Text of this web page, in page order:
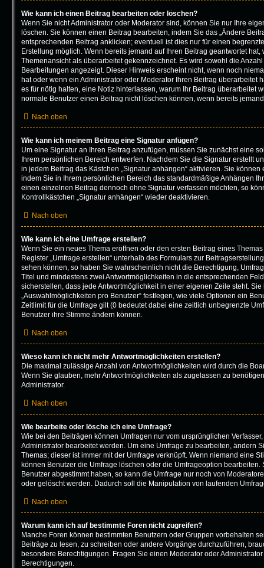
Wie kann ich einen Beitrag bearbeiten oder löschen?
Wenn Sie nicht Administrator oder Moderator sind, können Sie nur Ihre
löschen. Sie können einen Beitrag bearbeiten, indem Sie das „Ändere
entsprechenden Beitrag anklicken; eventuell ist dies nur für einen
Erstellung möglich. Wenn bereits jemand auf Ihren Beitrag geantwortet hat,
Themenansicht als überarbeitet gekennzeichnet. Es wird sowohl die
Bearbeitungen angezeigt. Dieser Hinweis erscheint nicht, wenn noch
hat oder wenn ein Administrator oder Moderator Ihren Beitrag überarbeitet
es für nötig halten, eine Notiz hinterlassen, warum Ihr Beitrag überarbeitet
normale Benutzer einen Beitrag nicht löschen können, wenn bereits
Nach oben
Wie kann ich meinem Beitrag eine Signatur anfügen?
Um eine Signatur an Ihren Beitrag anzufügen, müssen Sie zunächst eine
Ihrem persönlichen Bereich entwerfen. Nachdem Sie die Signatur erstellt
in jedem Beitrag das Kästchen „Signatur anhängen“ aktivieren. Sie
indem Sie in Ihrem persönlichen Bereich das standardmäßige Anhängen
einen einzelnen Beitrag dennoch ohne Signatur verfassen möchten, so
Kontrollkästchen „Signatur anhängen“ wieder deaktivieren.
Nach oben
Wie kann ich eine Umfrage erstellen?
Wenn Sie ein neues Thema eröffnen oder den ersten Beitrag eines
Register „Umfrage erstellen“ unterhalb des Formulars zur
sehen können, so haben Sie wahrscheinlich nicht die Berechtigung,
Titel und mindestens zwei Antwortmöglichkeiten in die entsprechenden
sicherstellen, dass jede Antwortmöglichkeit in einer eigenen Zeile steht.
„Auswahlmöglichkeiten pro Benutzer“ festlegen, wie viele Optionen ein
Zeitlimit für die Umfrage gilt (0 bedeutet dabei eine zeitlich unbegrenzte
Benutzer ihre Stimme ändern können.
Nach oben
Wieso kann ich nicht mehr Antwortmöglichkeiten erstellen?
Die maximal zulässige Anzahl von Antwortmöglichkeiten wird durch die
Wenn Sie glauben, mehr Antwortmöglichkeiten als zugelassen zu
Administrator.
Nach oben
Wie bearbeite oder lösche ich eine Umfrage?
Wie bei den Beiträgen können Umfragen nur vom ursprünglichen
Administrator bearbeitet werden. Um eine Umfrage zu bearbeiten, ändern
Themas; dieser ist immer mit der Umfrage verknüpft. Wenn niemand eine
können Benutzer die Umfrage löschen oder die Umfrageoption
Benutzer abgestimmt haben, so kann die Umfrage nur noch von
oder gelöscht werden. Dadurch soll die Manipulation von laufenden
Nach oben
Warum kann ich auf bestimmte Foren nicht zugreifen?
Manche Foren können bestimmten Benutzern oder Gruppen vorbehalten
Beiträge zu lesen, zu schreiben oder andere Vorgänge durchzuführen,
besondere Berechtigungen. Fragen Sie einen Moderator oder
Berechtigungen.